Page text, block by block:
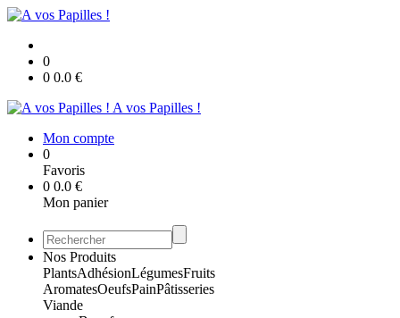
0
0 0.0 €
A vos Papilles !
Mon compte
0
Favoris
0 0.0 €
Mon panier
Nos Produits
PlantsAdhésionLégumesFruits
AromatesOeufsPainPâtisseries
Viande